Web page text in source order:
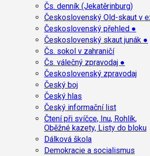
Čs. denník (Jekatěrinburg)
Československý Old-skaut v
Československý přehled ●
Československý skaut junák ●
Čs. sokol v zahraničí
Čs. válečný zpravodaj ●
Československý zpravodaj
Český boj
Český hlas
Český informační list
Čtení při svíčce, Inu, Rohlík,
Oběžné kazety, Listy do bloku
Dálková škola
Demokracie a socialismus